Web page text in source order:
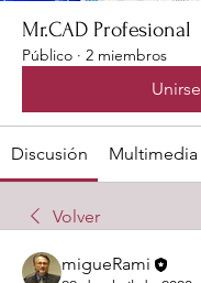
Mr.CAD Profesional
Público · 2 miembros
Unirse
Discusión Multimedia
Volver
migueRami